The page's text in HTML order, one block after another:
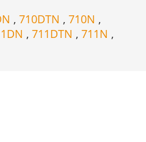
, 710DTN , 710N ,
, 711DTN , 711N ,